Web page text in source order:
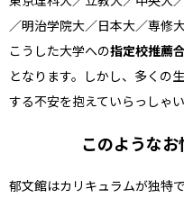
／明治学院大／日本大／専修
こうした大学への指定校推薦
となります。しかし、多くの
する不安を抱えていらっしゃい
このような
郁文館はカリキュラムが独特